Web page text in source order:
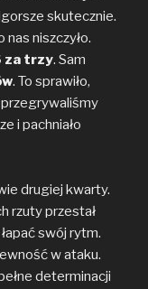
skutecznie.
niszczyło.
za trzy. Sam
. To sprawiło,
i pachniało
drugiej kwarty.
rzuty przestał
swój rytm.
w ataku.
determinacji